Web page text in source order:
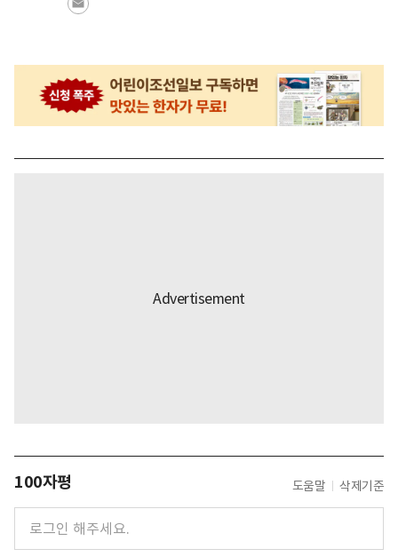
100자평 도움말 삭제기준